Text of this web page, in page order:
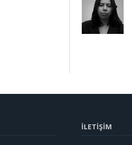
İLETİŞİM